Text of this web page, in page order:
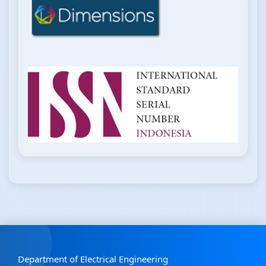
Department of Electrical Engineering